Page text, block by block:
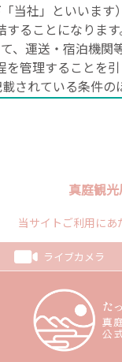
当社」といいま
ることになります
、運送・宿泊機
管理することを引
されている条件
す）によります。
代理業者の営業
は契約は成立し
間内とし、営業
約がなかったもの
お申込金 12,000円
お申込金 20,000円
お申込金 30,000円
真庭観
当サイトご利用にあ
ライブカメラ